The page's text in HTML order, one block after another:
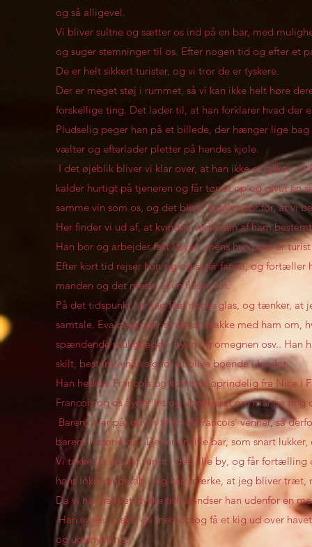
og så alligevel.
Vi bliver sultne og sætter os ind på en bar, med
og suger stemninger til os. Efter nogen tid og efter et
De er helt sikkert turister, og vi tror de er tyskere.
Der er meget støj i rummet, så vi kan ikke helt høre
forskellige ting. Det lader til, at han forklarer hvad der
Pludselig peger han på et billede, der hænger lige
vælter og efterlader pletter på hendes kjole.
I det øjeblik bliver vi klar over, at han ikke er tysker,
kalder hurtigt på tjeneren og får tørret op og givet en
samme vin som os, og det bliver katalysator for, at vi
Her finder vi ud af, at kvinden ved siden af ham
Han bor og arbejder fast i byen, mens hun bare er
Efter kort tid rejser hun sig og siger farvel, og
manden og det meste af en flaske vin.
På det tidspunkt har jeg fået nogle glas, og tænker, at
samtale. Eva begynder straks at snakke med ham om,
spændende muligheder i byen og omegnen osv.. Han
skilt, bestemte han sig for at blive boende i landet.
Han hedder Francois og kommer oprindelig fra Nice i
Francois og os flyder let og ubesværet om mange ting
Baren, vi er på, drives af en af Francois´ venner, så
barens historie osv. Det er en lille bar, som snart
Vi takker ja og går rundt i den lille by, og får fortælling
hans lokalkendskab. Jeg kan mærke, at jeg bliver træt,
Da vi har gået et stykke tid, standser han udenfor en
Han synes, vi skal gå med op og få et kig ud over
og udsmykning.